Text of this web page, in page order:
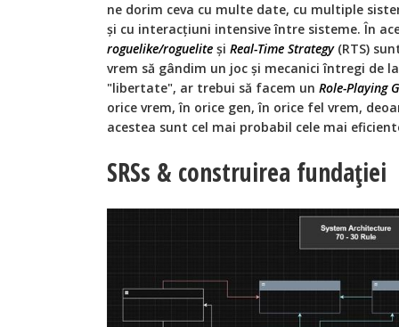
ne dorim ceva cu multe date, cu multiple
și cu interacțiuni intensive între sisteme. În
roguelike/roguelite și Real-Time Strategy(RTS)
vrem să gândim un joc și mecanici întregi de
"libertate", ar trebui să facem un Role-Playing
orice vrem, în orice gen, în orice fel vrem,
acestea sunt cel mai probabil cele mai
SRSs & construirea fundației